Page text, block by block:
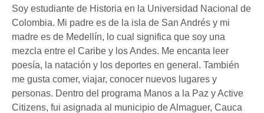
Soy estudiante de Historia en la Universidad Nacional de
Colombia. Mi padre es de la isla de San Andrés y mi
madre es de Medellín, lo cual significa que soy una
mezcla entre el Caribe y los Andes. Me encanta leer
poesía, la natación y los deportes en general. También
me gusta comer, viajar, conocer nuevos lugares y
personas. Dentro del programa Manos a la Paz y Active
Citizens, fui asignada al municipio de Almaguer, Cauca